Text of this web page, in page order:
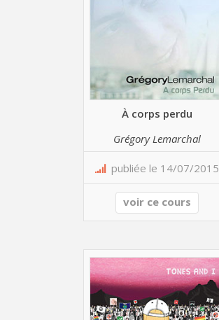
À corps perdu
Grégory Lemarchal
publiée le 14/07/2015
voir ce cours